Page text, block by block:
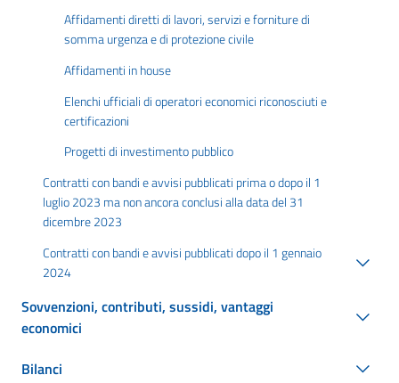
Affidamenti diretti di lavori, servizi e forniture di
somma urgenza e di protezione civile
Affidamenti in house
Elenchi ufficiali di operatori economici riconosciuti e
certificazioni
Progetti di investimento pubblico
Contratti con bandi e avvisi pubblicati prima o dopo il 1
luglio 2023 ma non ancora conclusi alla data del 31
dicembre 2023
Contratti con bandi e avvisi pubblicati dopo il 1 gennaio
2024
Sovvenzioni, contributi, sussidi, vantaggi
economici
Bilanci